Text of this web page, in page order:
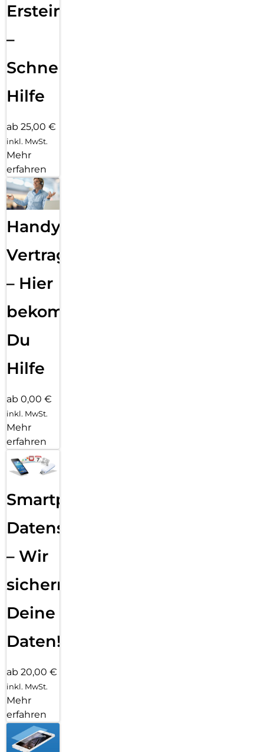
Ersteinrichtung
–
Schnelle
Hilfe
ab 25,00 €
inkl. MwSt.
Mehr
erfahren
Handy
Vertragsabwicklung
– Hier
bekommst
Du
Hilfe
ab 0,00 €
inkl. MwSt.
Mehr
erfahren
Smartphone
Datensicherung
– Wir
sichern
Deine
Daten!
ab 20,00 €
inkl. MwSt.
Mehr
erfahren